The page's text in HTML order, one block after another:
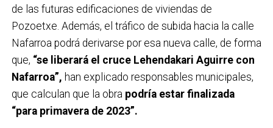
de las futuras edificaciones de viviendas de
Pozoetxe. Además, el tráfico de subida hacia la calle
Nafarroa podrá derivarse por esa nueva calle, de forma
que, “se liberará el cruce Lehendakari Aguirre con
Nafarroa”, han explicado responsables municipales,
que calculan que la obra podría estar finalizada
“para primavera de 2023”.